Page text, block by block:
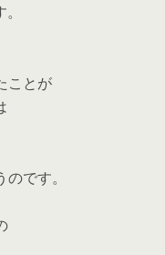
ことが
です。